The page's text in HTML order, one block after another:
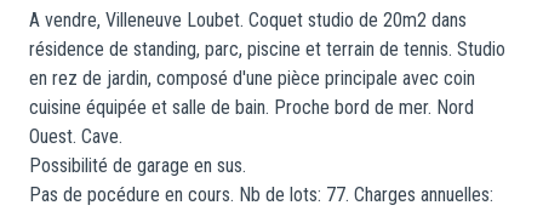
A vendre, Villeneuve Loubet. Coquet studio de 20m2 dans
résidence de standing, parc, piscine et terrain de tennis. Studio
en rez de jardin, composé d'une pièce principale avec coin
cuisine équipée et salle de bain. Proche bord de mer. Nord
Ouest. Cave.
Possibilité de garage en sus.
Pas de pocédure en cours. Nb de lots: 77. Charges annuelles: